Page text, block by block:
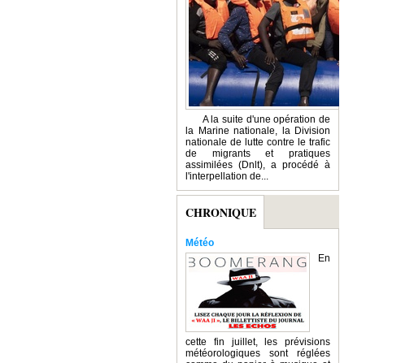
A la suite d'une opération de
la Marine nationale, la Division
nationale de lutte contre le trafic
de migrants et pratiques
assimilées (Dnlt), a procédé à
l'interpellation de...
CHRONIQUE
Météo
En
cette fin juillet, les prévisions
météorologiques sont réglées